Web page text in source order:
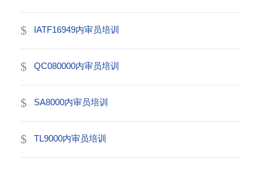
IATF16949内审员培训
QC080000内审员培训
SA8000内审员培训
TL9000内审员培训